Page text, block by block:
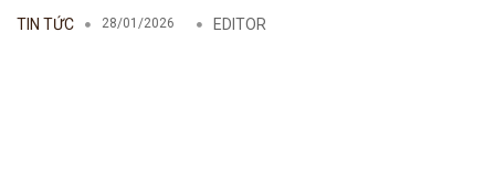
TIN TỨC 28/01/2026 EDITOR